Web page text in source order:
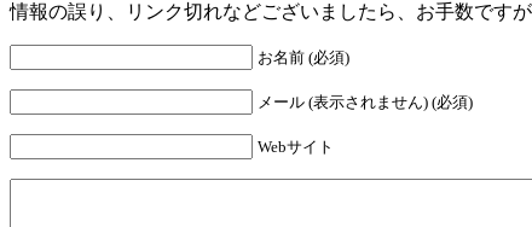
情報の誤り、リンク切れなどございましたら、お手数です
お名前 (必須)
メール (表示されません) (必須)
Webサイト